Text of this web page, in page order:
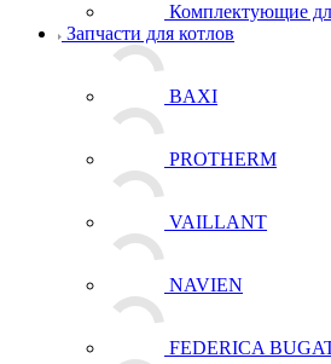
Комплектующие
Запчасти для котлов
BAXI
PROTHERM
VAILLANT
NAVIEN
FEDERICA